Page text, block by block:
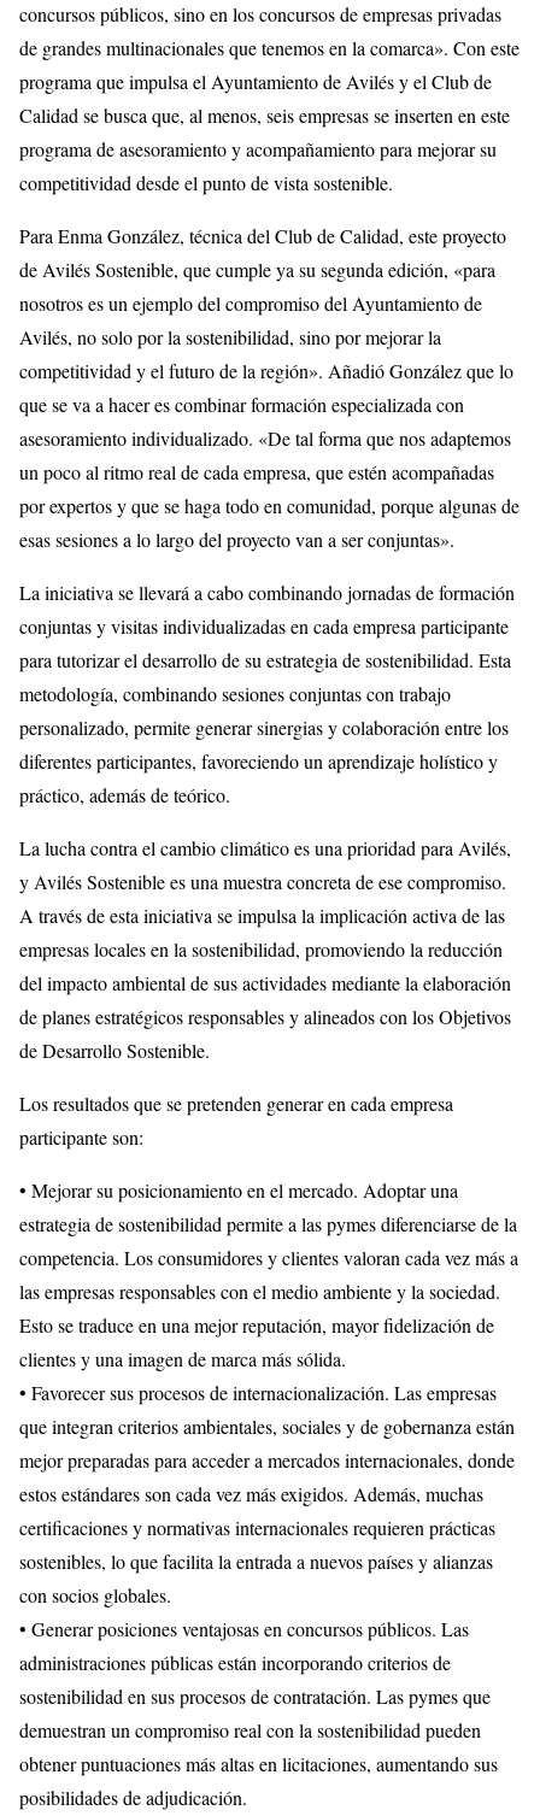
concursos públicos, sino en los concursos de empresas privadas
de grandes multinacionales que tenemos en la comarca». Con este
programa que impulsa el Ayuntamiento de Avilés y el Club de
Calidad se busca que, al menos, seis empresas se inserten en este
programa de asesoramiento y acompañamiento para mejorar su
competitividad desde el punto de vista sostenible.
Para Enma González, técnica del Club de Calidad, este proyecto
de Avilés Sostenible, que cumple ya su segunda edición, «para
nosotros es un ejemplo del compromiso del Ayuntamiento de
Avilés, no solo por la sostenibilidad, sino por mejorar la
competitividad y el futuro de la región». Añadió González que lo
que se va a hacer es combinar formación especializada con
asesoramiento individualizado. «De tal forma que nos adaptemos
un poco al ritmo real de cada empresa, que estén acompañadas
por expertos y que se haga todo en comunidad, porque algunas de
esas sesiones a lo largo del proyecto van a ser conjuntas».
La iniciativa se llevará a cabo combinando jornadas de formación
conjuntas y visitas individualizadas en cada empresa participante
para tutorizar el desarrollo de su estrategia de sostenibilidad. Esta
metodología, combinando sesiones conjuntas con trabajo
personalizado, permite generar sinergias y colaboración entre los
diferentes participantes, favoreciendo un aprendizaje holístico y
práctico, además de teórico.
La lucha contra el cambio climático es una prioridad para Avilés,
y Avilés Sostenible es una muestra concreta de ese compromiso.
A través de esta iniciativa se impulsa la implicación activa de las
empresas locales en la sostenibilidad, promoviendo la reducción
del impacto ambiental de sus actividades mediante la elaboración
de planes estratégicos responsables y alineados con los Objetivos
de Desarrollo Sostenible.
Los resultados que se pretenden generar en cada empresa
participante son:
• Mejorar su posicionamiento en el mercado. Adoptar una
estrategia de sostenibilidad permite a las pymes diferenciarse de la
competencia. Los consumidores y clientes valoran cada vez más a
las empresas responsables con el medio ambiente y la sociedad.
Esto se traduce en una mejor reputación, mayor fidelización de
clientes y una imagen de marca más sólida.
• Favorecer sus procesos de internacionalización. Las empresas
que integran criterios ambientales, sociales y de gobernanza están
mejor preparadas para acceder a mercados internacionales, donde
estos estándares son cada vez más exigidos. Además, muchas
certificaciones y normativas internacionales requieren prácticas
sostenibles, lo que facilita la entrada a nuevos países y alianzas
con socios globales.
• Generar posiciones ventajosas en concursos públicos. Las
administraciones públicas están incorporando criterios de
sostenibilidad en sus procesos de contratación. Las pymes que
demuestran un compromiso real con la sostenibilidad pueden
obtener puntuaciones más altas en licitaciones, aumentando sus
posibilidades de adjudicación.